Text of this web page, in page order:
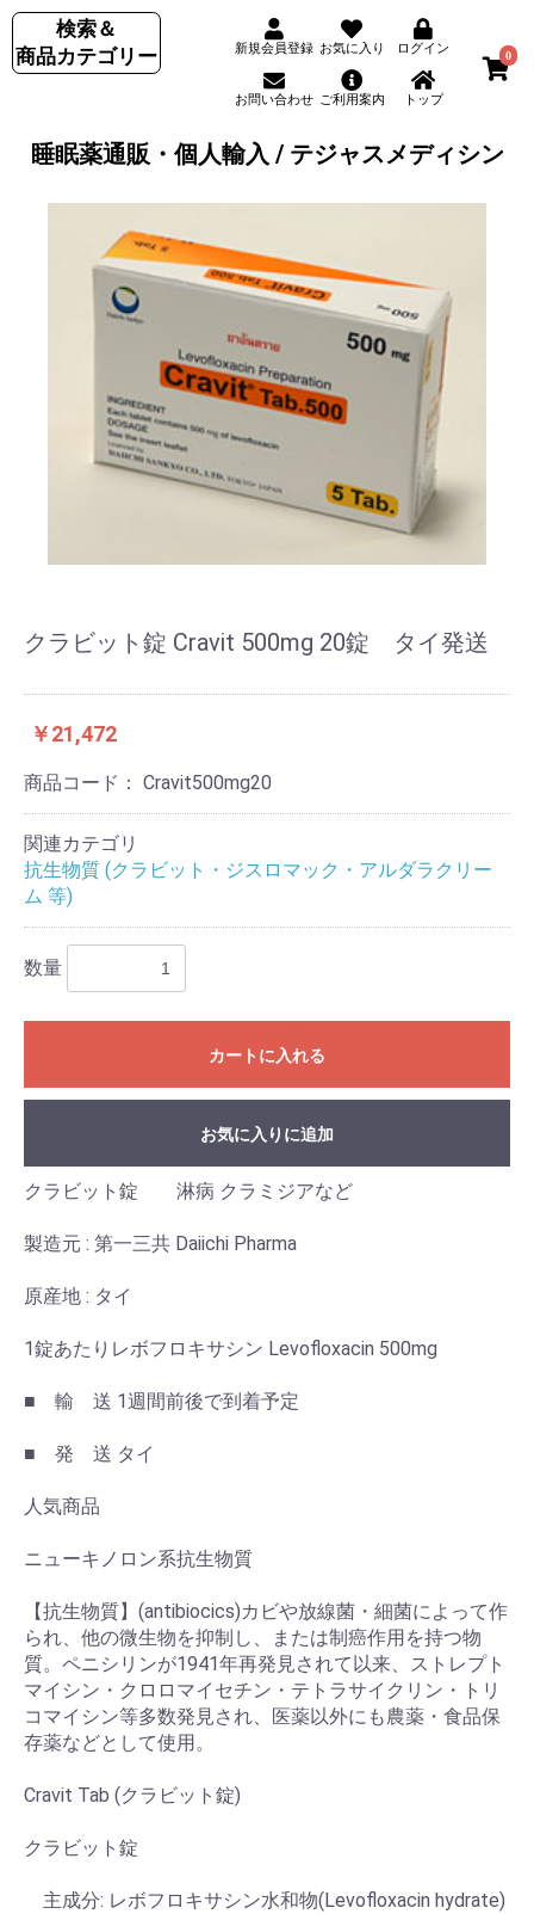
検索＆
商品カテゴリー
新規会員登録 お気に入り ログイン
お問い合わせ ご利用案内 トップ
0
睡眠薬通販・個人輸入 / テジャスメディシン
クラビット錠 Cravit 500mg 20錠 タイ発送
￥21,472
商品コード： Cravit500mg20
関連カテゴリ
抗生物質 (クラビット・ジスロマック・アルダラクリー
ム 等)
数量
カートに入れる
お気に入りに追加
クラビット錠 淋病 クラミジアなど
製造元 : 第一三共 Daiichi Pharma
原産地 : タイ
1錠あたりレボフロキサシン Levofloxacin 500mg
■ 輸 送 1週間前後で到着予定
■ 発 送 タイ
人気商品
ニューキノロン系抗生物質
【抗生物質】(antibiocics)カビや放線菌・細菌によって作
られ、他の微生物を抑制し、または制癌作用を持つ物
質。ペニシリンが1941年再発見されて以来、ストレプト
マイシン・クロロマイセチン・テトラサイクリン・トリ
コマイシン等多数発見され、医薬以外にも農薬・食品保
存薬などとして使用。
Cravit Tab (クラビット錠)
クラビット錠
主成分: レボフロキサシン水和物(Levofloxacin hydrate)